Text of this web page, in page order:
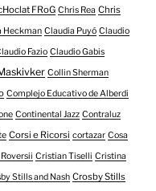
FRoG Chris Rea Chris
Heckman Claudia Puyó Claudio
Fazio Claudio Gabis
Collin Sherman
Complejo Educativo de Alberdi
Continental Jazz Contraluz
Corsi e Ricorsi cortazar Cosa
Cristian Tiselli Cristina
Stills and Nash Crosby Stills